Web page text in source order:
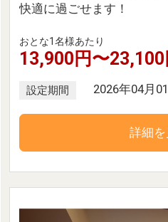
快適に過ごせます！
おとな1名様あたり
13,900円〜23,100
設定期間 2026年04月
詳細を